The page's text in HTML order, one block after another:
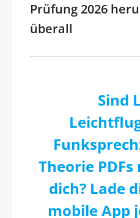
Prüfung 2026
überall
Sind
Theorie
dich? Lade
mobile App